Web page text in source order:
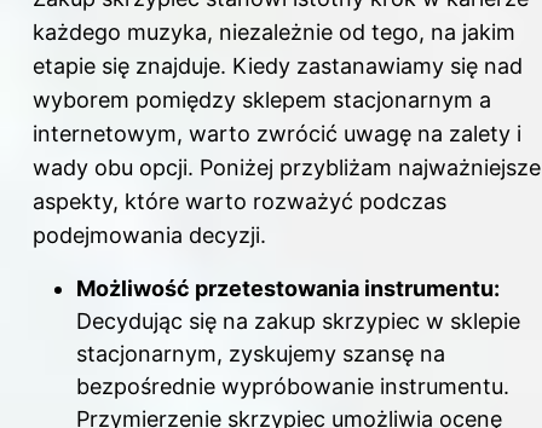
każdego muzyka, niezależnie od tego, na jakim
etapie się znajduje. Kiedy zastanawiamy się nad
wyborem pomiędzy sklepem stacjonarnym a
internetowym, warto zwrócić uwagę na zalety i
wady obu opcji. Poniżej przybliżam najważniejsze
aspekty, które warto rozważyć podczas
podejmowania decyzji.
Możliwość przetestowania instrumentu:
Decydując się na zakup skrzypiec w sklepie
stacjonarnym, zyskujemy szansę na
bezpośrednie wypróbowanie instrumentu.
Przymierzenie skrzypiec umożliwia ocenę